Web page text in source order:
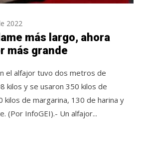
2022
más largo, ahora
más grande
el alfajor tuvo dos metros de
kilos y se usaron 350 kilos de
kilos de margarina, 130 de harina y
(Por InfoGEI).- Un alfajor...